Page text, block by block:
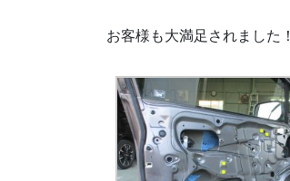
お客様も大満足されました！